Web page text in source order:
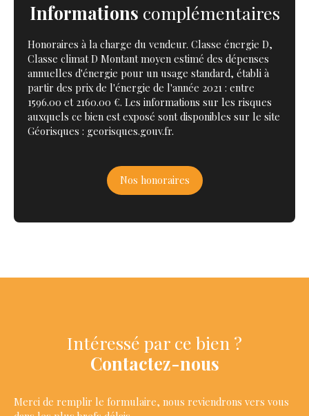
Informations complémentaires
Honoraires à la charge du vendeur. Classe énergie D,
Classe climat D Montant moyen estimé des dépenses
annuelles d'énergie pour un usage standard, établi à
partir des prix de l'énergie de l'année 2021 : entre
1596.00 et 2160.00 €. Les informations sur les risques
auxquels ce bien est exposé sont disponibles sur le site
Géorisques : georisques.gouv.fr.
Nos honoraires
Intéressé par ce bien ?
Contactez-nous
Merci de remplir le formulaire, nous reviendrons vers vous